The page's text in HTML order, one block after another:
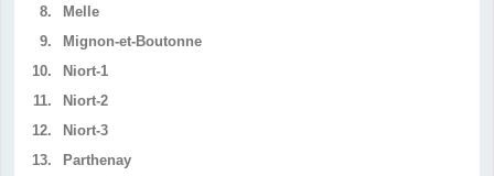
8.
Melle
9.
Mignon-et-Boutonne
10.
Niort-1
11.
Niort-2
12.
Niort-3
13.
Parthenay